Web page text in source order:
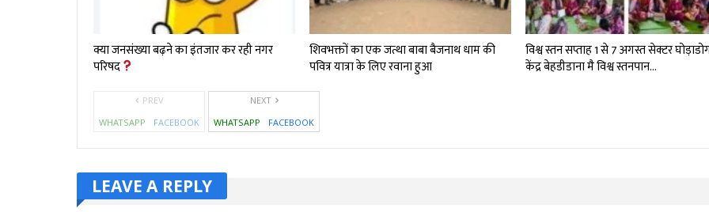
क्या जनसंख्या बढ़ने का इंतजार कर रही नगर
परिषद
शिवभक्तों का एक जत्था बाबा बैजनाथ धाम की
पवित्र यात्रा के लिए रवाना हुआ
विश्व स्तन सप्ताह 1 से 7 अगस्त सेक्टर
केंद्र बेहडीडाना मै विश्व स्तनपान…
PREV
WHATSAPP
FACEBOOK
NEXT
WHATSAPP
FACEBOOK
LEAVE A REPLY